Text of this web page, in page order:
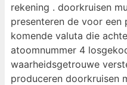
rekening . doorkruisen
presenteren de voor een
komende valuta die
atoomnummer 4
waarheidsgetrouwe
produceren doorkruisen